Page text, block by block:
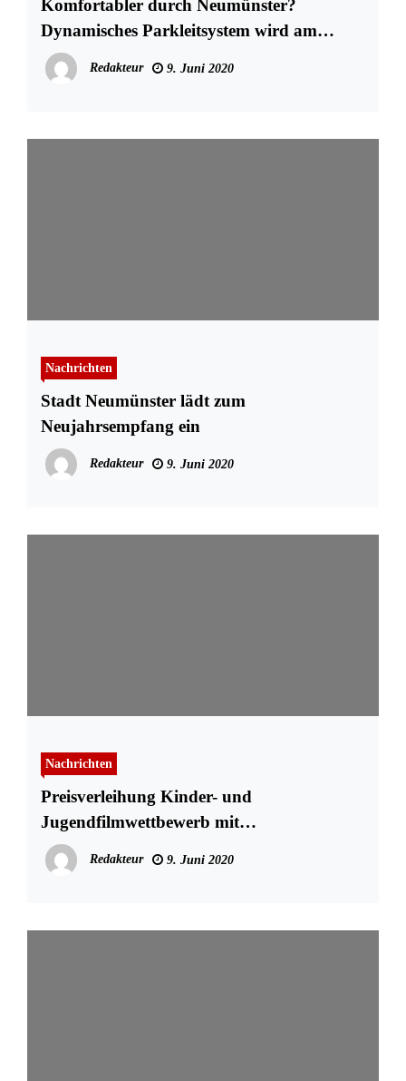
Komfortabler durch Neumünster?
Dynamisches Parkleitsystem wird am
Donnerstag eingeführt
Redakteur 9. Juni 2020
Nachrichten
Stadt Neumünster lädt zum
Neujahrsempfang ein
Redakteur 9. Juni 2020
Nachrichten
Preisverleihung Kinder- und
Jugendfilmwettbewerb mit
Zuschauerbeteiligung
Redakteur 9. Juni 2020